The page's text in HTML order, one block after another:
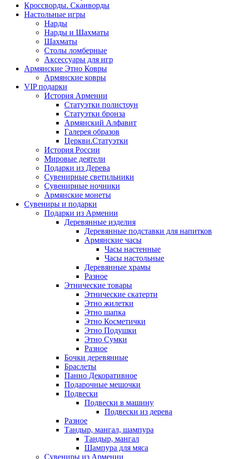
Кроссворды. Сканворды
Настольные игры
Нарды
Нарды и Шахматы
Шахматы
Столы ломберные
Аксессуары для игр
Армянские Этно Ковры
Армянские ковры
VIP подарки
История Армении
Статуэтки полистоун
Статуэтки бронза
Армянский Алфавит
Галерея образов
Церкви.Статуэтки
История России
Мировые деятели
Подарки из Дерева
Сувенирные светильники
Сувенирные ночники
Армянские монеты
Сувениры и подарки
Подарки из Армении
Деревянные изделия
Деревянные подставки для напитков
Армянские часы
Часы настенные
Часы настольные
Деревянные храмы
Разное
Этнические товары
Этнические скатерти
Этно жилетки
Этно шапка
Этно Косметички
Этно Подушки
Этно Сумки
Разное
Бочки деревянные
Браслеты
Панно Декоративное
Подарочные мешочки
Подвески
Подвески в машину
Подвески из дерева
Разное
Тандыр, мангал, шампура
Тандыр, мангал
Шампура для мяса
Сувениры из Армении